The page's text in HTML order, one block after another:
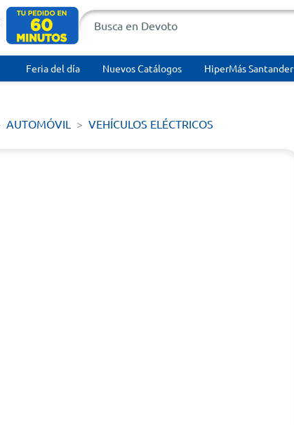
Feria del día Nuevos Catálogos HiperMás Santander
AUTOMÓVIL VEHÍCULOS ELÉCTRICOS